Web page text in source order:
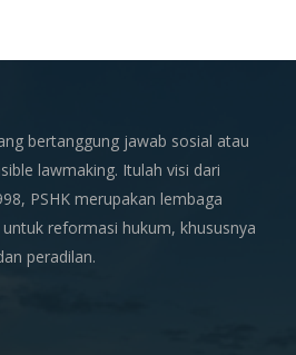
bertanggung jawab sosial atau
lawmaking. Itulah visi dari
PSHK merupakan lembaga
reformasi hukum, khususnya
peradilan.